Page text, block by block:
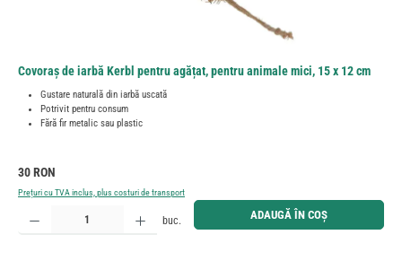
Covoraș de iarbă Kerbl pentru agățat, pentru animale mici, 15 x 12 cm
Gustare naturală din iarbă uscată
Potrivit pentru consum
Fără fir metalic sau plastic
Preț obișnuit:
30 RON
Prețuri cu TVA inclus, plus costuri de transport
Cantitate produs: Introduceți cantitatea dorită sau utilizați butoanele pentru a mări sau micșora
buc. ADAUGĂ ÎN COȘ